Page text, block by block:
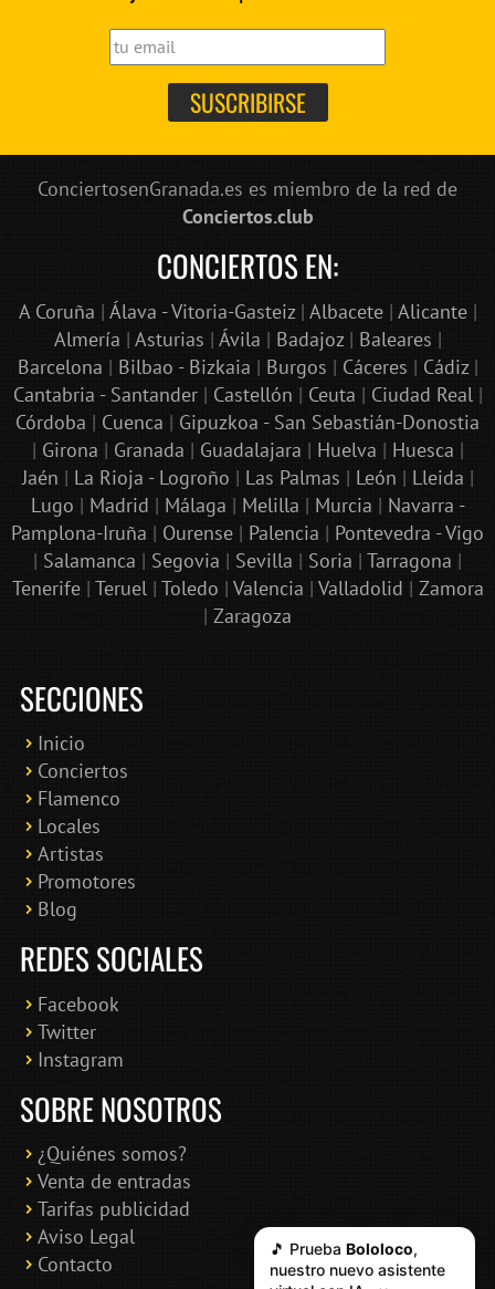
ConciertosenGranada.es es miembro de la red de
Conciertos.club
CONCIERTOS EN:
A Coruña | Álava - Vitoria-Gasteiz| Albacete| Alicante|
Almería | Asturias | Ávila | Badajoz| Baleares |
Barcelona | Bilbao - Bizkaia | Burgos | Cáceres | Cádiz|
Cantabria - Santander| Castellón | Ceuta | Ciudad Real |
Córdoba | Cuenca | Gipuzkoa - San Sebastián-Donostia
| Girona | Granada | Guadalajara | Huelva | Huesca |
Jaén | La Rioja - Logroño | Las Palmas | León | Lleida |
Lugo | Madrid | Málaga | Melilla | Murcia | Navarra -
Pamplona-Iruña | Ourense | Palencia | Pontevedra - Vigo
| Salamanca | Segovia | Sevilla | Soria | Tarragona |
Tenerife| Teruel | Toledo | Valencia | Valladolid | Zamora
| Zaragoza
SECCIONES
Inicio
Conciertos
Flamenco
Locales
Artistas
Promotores
Blog
REDES SOCIALES
Facebook
Twitter
Instagram
SOBRE NOSOTROS
¿Quiénes somos?
Venta de entradas
Tarifas publicidad
Aviso Legal
Contacto
🎵 Prueba Bololoco,
nuestro nuevo asistente